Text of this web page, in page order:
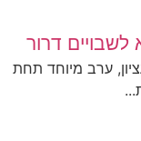
לשבויים דרור
ערב מיוחד תחת